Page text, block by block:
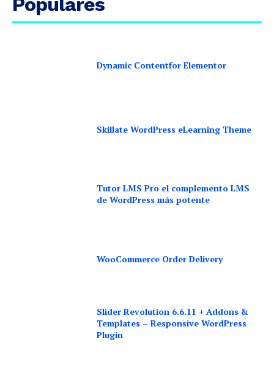
Dynamic Contentfor Elementor
Skillate WordPress eLearning Theme
Tutor LMS Pro el complemento LMS
de WordPress más potente
WooCommerce Order Delivery
Slider Revolution 6.6.11 + Addons &
Templates – Responsive WordPress
Plugin